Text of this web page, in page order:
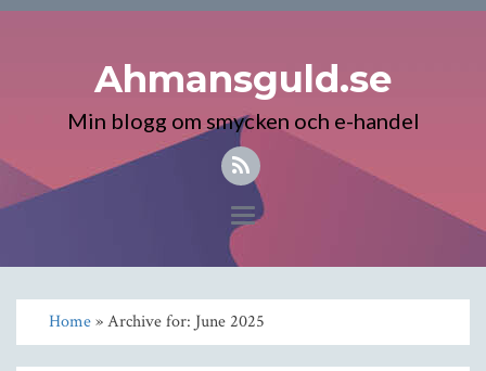
Ahmansguld.se
Min blogg om smycken och e-handel
Toggle
Home» Archive for: June 2025